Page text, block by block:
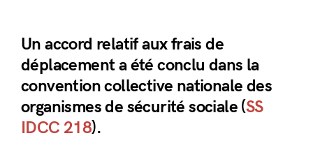
Un accord relatif aux frais de
déplacement a été conclu dans la
convention collective nationale des
organismes de sécurité sociale (SS
IDCC 218).